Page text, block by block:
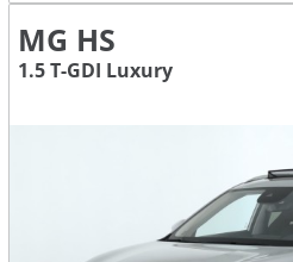
MG HS
1.5 T-GDI Luxury